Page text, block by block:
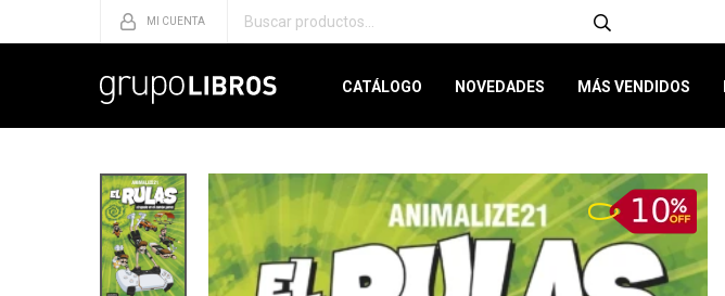
CATÁLOGO NOVEDADES MÁS VENDIDOS